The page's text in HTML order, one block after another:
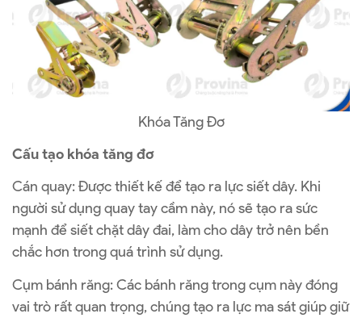
Khóa Tăng Đơ
Cấu tạo khóa tăng đơ
Cán quay: Được thiết kế để tạo ra lực siết dây. Khi
người sử dụng quay tay cầm này, nó sẽ tạo ra sức
mạnh để siết chặt dây đai, làm cho dây trở nên bền
chắc hơn trong quá trình sử dụng.
Cụm bánh răng: Các bánh răng trong cụm này đóng
vai trò rất quan trọng, chúng tạo ra lực ma sát giúp giữ